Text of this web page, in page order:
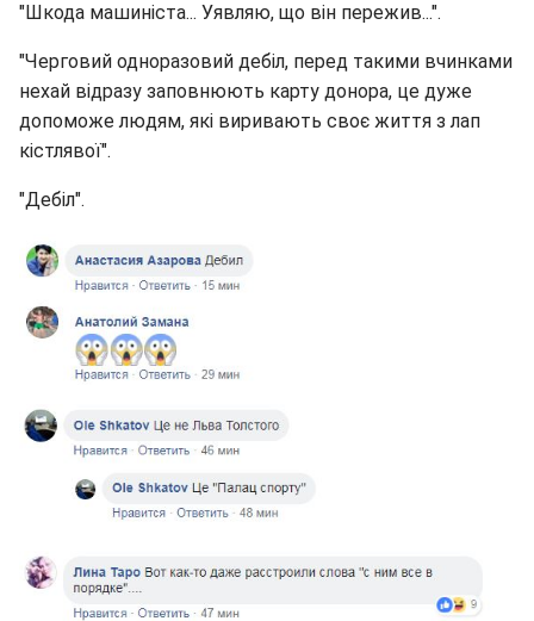
"Шкода машиніста... Уявляю, що він пережив...".
"Черговий одноразовий дебіл, перед такими вчинками
нехай відразу заповнюють карту донора, це дуже
допоможе людям, які виривають своє життя з лап
кістлявої".
"Дебіл".